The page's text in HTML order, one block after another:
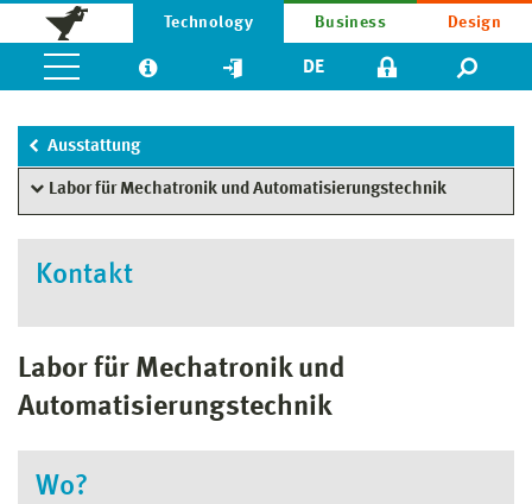
Technology Business Design
DE
Ausstattung
Labor für Mechatronik und Automatisierungstechnik
Kontakt
Labor für Mechatronik und
Automatisierungstechnik
Wo?